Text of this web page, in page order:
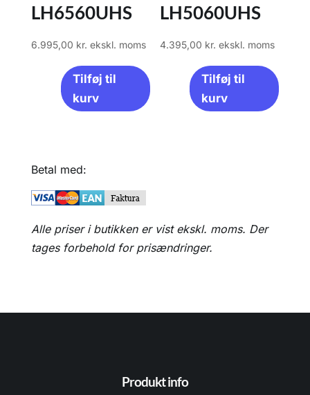
LH6560UHS
6.995,00 kr. ekskl. moms
Tilføj til
kurv
LH5060UHS
4.395,00 kr. ekskl. moms
Tilføj til
kurv
Betal med:
Alle priser i butikken er vist ekskl. moms. Der
tages forbehold for prisændringer.
Produkt info